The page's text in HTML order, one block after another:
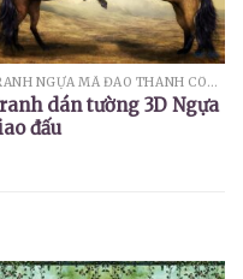
TRANH NGỰA MÃ ĐÁO THÀNH CÔNG
dán tường 3D Ngựa
đấu